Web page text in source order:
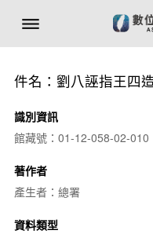
件名：劉八誣指王四
識別資訊
館藏號：01-12-058-02-010
著作者
產生者：總署
資料類型